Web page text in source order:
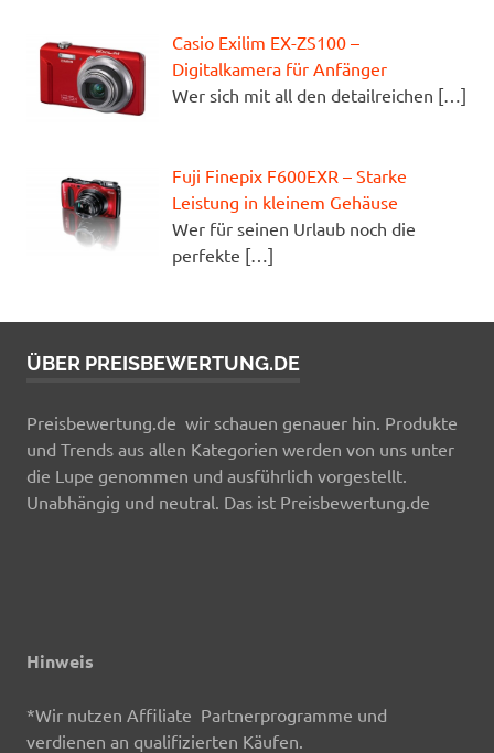
Casio Exilim EX-ZS100 –
Digitalkamera für Anfänger
Wer sich mit all den detailreichen […]
Fuji Finepix F600EXR – Starke
Leistung in kleinem Gehäuse
Wer für seinen Urlaub noch die
perfekte […]
ÜBER PREISBEWERTUNG.DE
Preisbewertung.de wir schauen genauer hin. Produkte
und Trends aus allen Kategorien werden von uns unter
die Lupe genommen und ausführlich vorgestellt.
Unabhängig und neutral. Das ist Preisbewertung.de
Hinweis
*Wir nutzen Affiliate Partnerprogramme und
verdienen an qualifizierten Käufen.